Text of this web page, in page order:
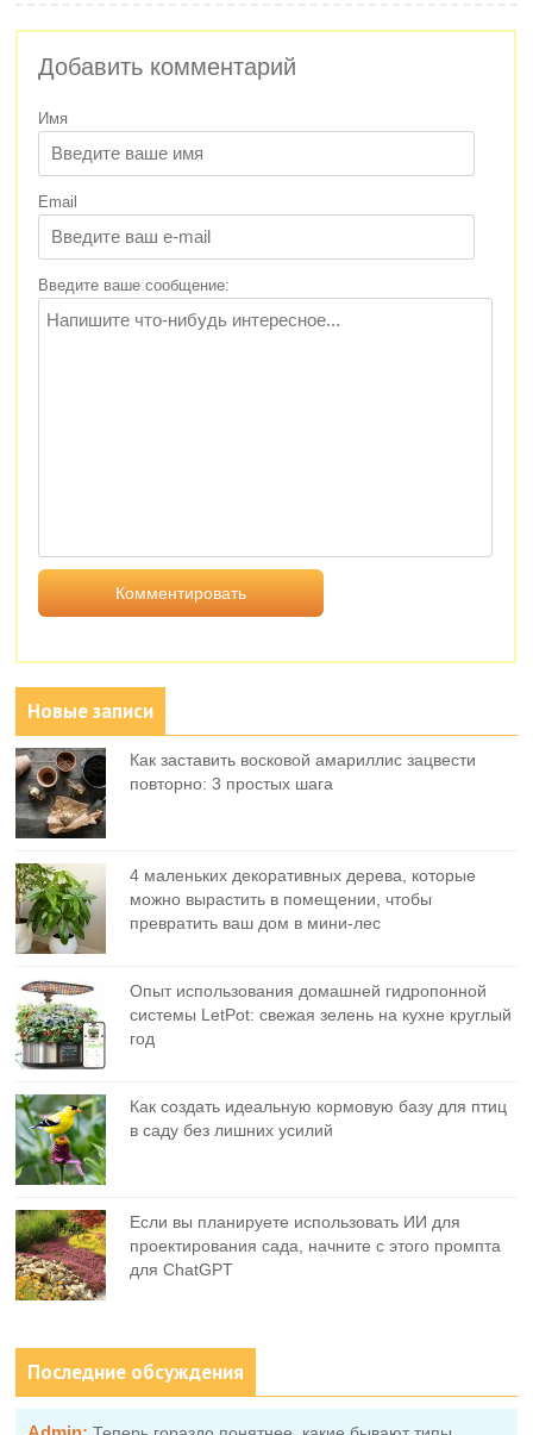
Добавить комментарий
Имя
Email
Введите ваше сообщение:
Новые записи
Как заставить восковой амариллис зацвести
повторно: 3 простых шага
4 маленьких декоративных дерева, которые
можно вырастить в помещении, чтобы
превратить ваш дом в мини-лес
Опыт использования домашней гидропонной
системы LetPot: свежая зелень на кухне круглый
год
Как создать идеальную кормовую базу для птиц
в саду без лишних усилий
Если вы планируете использовать ИИ для
проектирования сада, начните с этого промпта
для ChatGPT
Последние обсуждения